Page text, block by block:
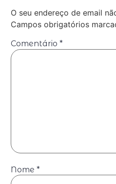
O seu endereço de email
Campos obrigatórios
Comentário*
Nome*